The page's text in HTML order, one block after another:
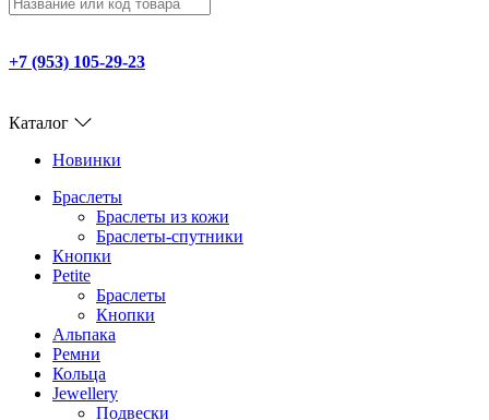
+7 (953) 105-29-23
Каталог
Новинки
Браслеты
Браслеты из кожи
Браслеты-спутники
Кнопки
Petite
Браслеты
Кнопки
Альпака
Ремни
Кольца
Jewellery
Подвески